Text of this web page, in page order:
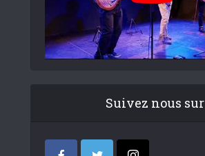
Suivez nous sur